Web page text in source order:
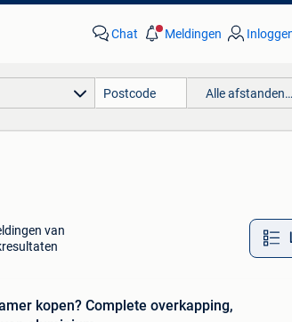
Chat Meldingen
Alle afstanden…
van
kopen? Complete overkapping,